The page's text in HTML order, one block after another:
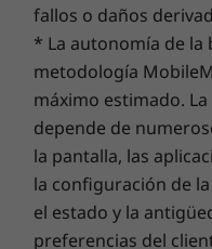
Diseño repelente al
Corning® Gorilla® Glass
Pantalla
Pantalla
6,72"
fallos o daños
* La autonomía de la
metodología
máximo estimado.
depende de
la pantalla, las
la configuración de
el estado y la
preferencias del